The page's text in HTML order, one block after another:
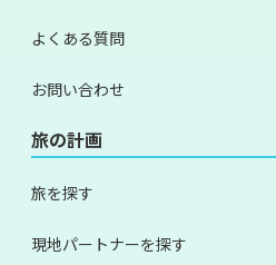
よくある質問
お問い合わせ
旅の計画
旅を探す
現地パートナーを探す